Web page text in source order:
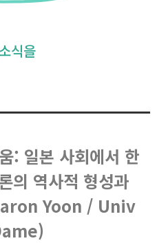
식을
: 일본 사회에서 한
의 역사적 형성과
Yoon / Univ